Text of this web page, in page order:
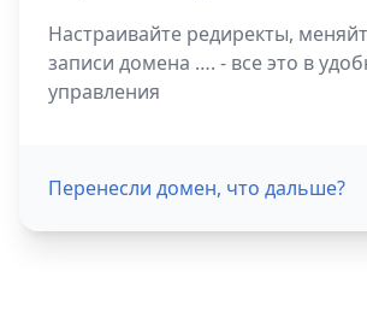
Настраивайте редиректы,
записи домена …. - все это в
управления
Перенесли домен, что дальше?